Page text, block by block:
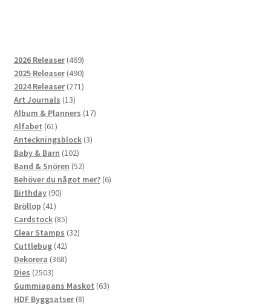
2026 Releaser 469469
produkter
2025 Releaser 490490
produkter
2024 Releaser 271271
Art Journals 1313
produkter
Album & Planners 1717
Alfabet 6161
produkter
Anteckningsblock 33
Baby & Barn 102102
produkter
Band & Snören 5252
produkter
Behöver du något mer? 66
Birthday 9090
Bröllop 4141
produkter
Cardstock 8585
produkter
Clear Stamps 3232
Cuttlebug 4242
produkter
Dekorera 368368
Dies 25032503
produkter
Gummiapans Maskot 6363
HDF Byggsatser 88